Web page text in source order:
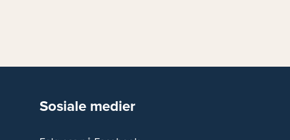
Sosiale medier